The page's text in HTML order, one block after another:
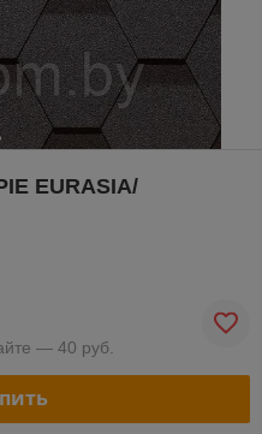
EURASIA/
— 40 руб.